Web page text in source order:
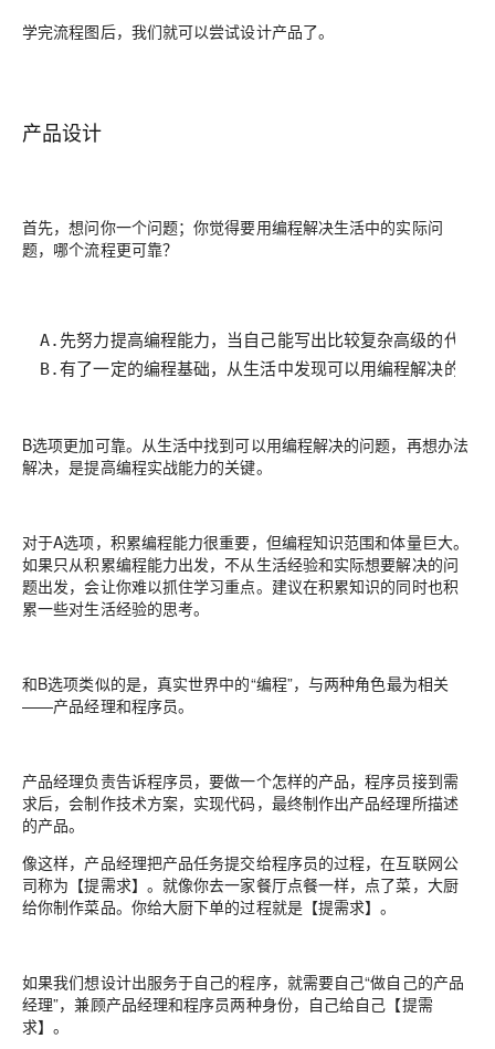
学完流程图后，我们就可以尝试设计产品了。
产品设计
首先，想问你一个问题；你觉得要用编程解决生活中的实际问
题，哪个流程更可靠？
B.有了一定的编程基础，从生活中发现可以用编程解决的问
B选项更加可靠。从生活中找到可以用编程解决的问题，再想办法
解决，是提高编程实战能力的关键。
对于A选项，积累编程能力很重要，但编程知识范围和体量巨大。
如果只从积累编程能力出发，不从生活经验和实际想要解决的问
题出发，会让你难以抓住学习重点。建议在积累知识的同时也积
累一些对生活经验的思考。
和B选项类似的是，真实世界中的“编程”，与两种角色最为相关
——产品经理和程序员。
产品经理负责告诉程序员，要做一个怎样的产品，程序员接到需
求后，会制作技术方案，实现代码，最终制作出产品经理所描述
的产品。
像这样，产品经理把产品任务提交给程序员的过程，在互联网公
司称为【提需求】。就像你去一家餐厅点餐一样，点了菜，大厨
给你制作菜品。你给大厨下单的过程就是【提需求】。
如果我们想设计出服务于自己的程序，就需要自己“做自己的产品
经理”，兼顾产品经理和程序员两种身份，自己给自己【提需
求】。